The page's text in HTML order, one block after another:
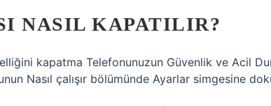
NASIL KAPATILIR?
kapatma Telefonunuzun Güvenlik ve Acil
Nasıl çalışır bölümünde Ayarlar simgesine